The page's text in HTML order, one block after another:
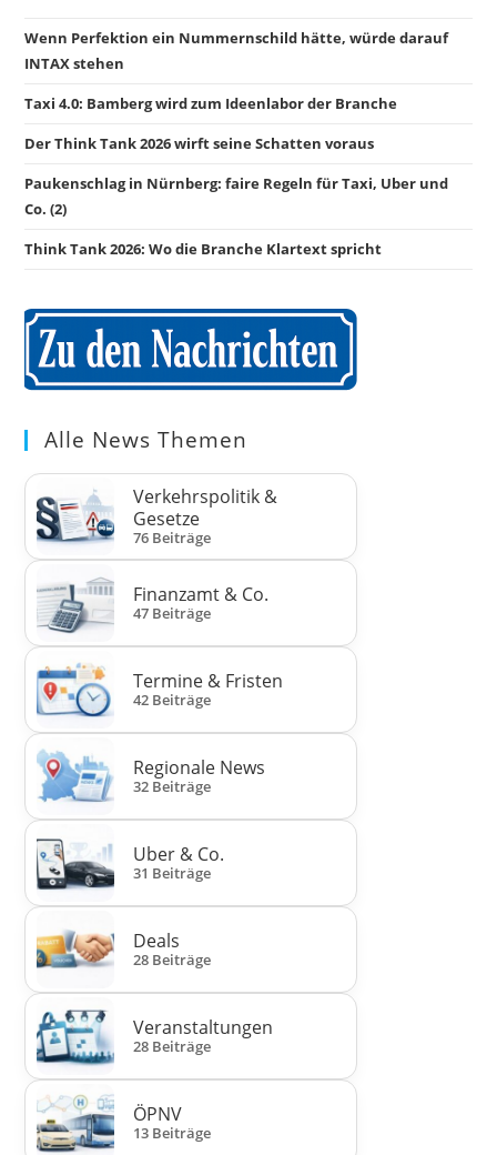
Wenn Perfektion ein Nummernschild hätte, würde darauf
INTAX stehen
Taxi 4.0: Bamberg wird zum Ideenlabor der Branche
Der Think Tank 2026 wirft seine Schatten voraus
Paukenschlag in Nürnberg: faire Regeln für Taxi, Uber und
Co. (2)
Think Tank 2026: Wo die Branche Klartext spricht
Alle News Themen
Verkehrspolitik &
Gesetze
76 Beiträge
Finanzamt & Co.
47 Beiträge
Termine & Fristen
42 Beiträge
Regionale News
32 Beiträge
Uber & Co.
31 Beiträge
Deals
28 Beiträge
Veranstaltungen
28 Beiträge
ÖPNV
13 Beiträge